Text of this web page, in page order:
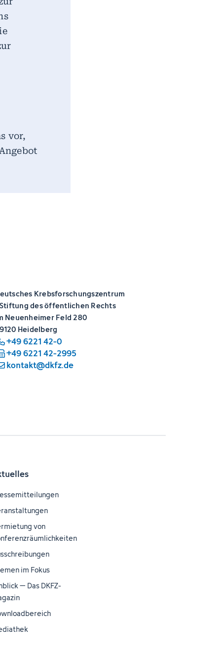
vor,
Krebsforschungszentrum
des öffentlichen Rechts
Neuenheimer Feld 280
Heidelberg
+49 6221 42-0
+49 6221 42-2995
kontakt@dkfz.de
von
im Fokus
– Das DKFZ-